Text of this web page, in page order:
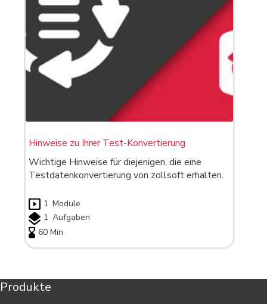
Hinweise zu Ihrer Test-Konvertierung
Wichtige Hinweise für diejenigen, die eine
Testdatenkonvertierung von zollsoft erhalten.
1 Module
1 Aufgaben
60 Min
Produkte